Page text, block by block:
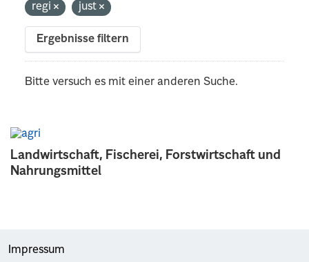
Landwirtschaft, Fischerei, Forstwirtschaft und
Nahrungsmittel
regi
just
Ergebnisse filtern
Bitte versuch es mit einer anderen Suche.
Impressum